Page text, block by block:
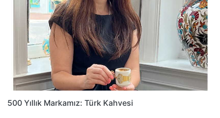
500 Yıllık Markamız: Türk Kahvesi